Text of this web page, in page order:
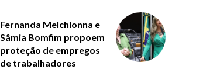
Fernanda Melchionna e
Sâmia Bomfim propoem
proteção de empregos
de trabalhadores